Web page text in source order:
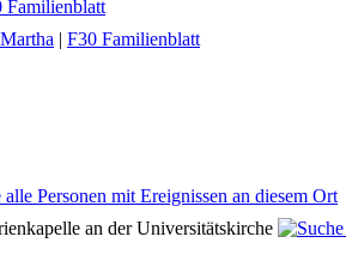
Familienblatt
| F30 Familienblatt
an der Universitätskirche